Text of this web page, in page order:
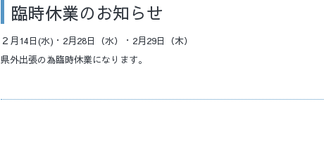
臨時休業のお知らせ
２月14日(水)・2月28日（水）・2月29日（木）
県外出張の為臨時休業になります。